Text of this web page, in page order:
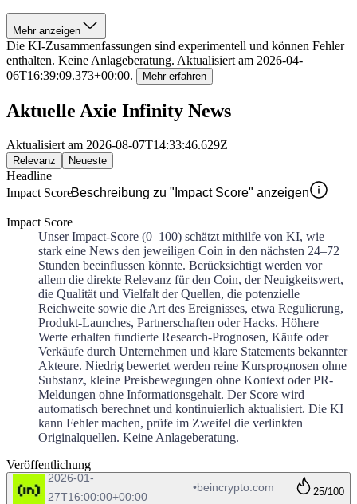
Mehr anzeigen
Die KI-Zusammenfassungen sind experimentell und können Fehler
enthalten. Keine Anlageberatung. Aktualisiert am 2026-04-
06T16:39:09.373+00:00. Mehr erfahren
Aktuelle Axie Infinity News
Aktualisiert am 2026-08-07T14:33:46.629Z
Relevanz Neueste
Headline
Impact ScoreBeschreibung zu "Impact Score" anzeigen
Impact Score
Unser Impact-Score (0–100) schätzt mithilfe von KI, wie
stark eine News den jeweiligen Coin in den nächsten 24–72
Stunden beeinflussen könnte. Berücksichtigt werden vor
allem die direkte Relevanz für den Coin, der Neuigkeitswert,
die Qualität und Vielfalt der Quellen, die potenzielle
Reichweite sowie die Art des Ereignisses, etwa Regulierung,
Produkt-Launches, Partnerschaften oder Hacks. Höhere
Werte erhalten fundierte Research-Prognosen, Käufe oder
Verkäufe durch Unternehmen und klare Statements bekannter
Akteure. Niedrig bewertet werden reine Kursprognosen ohne
Substanz, kleine Preisbewegungen ohne Kontext oder PR-
Meldungen ohne Informationsgehalt. Der Score wird
automatisch berechnet und kontinuierlich aktualisiert. Die KI
kann Fehler machen, prüfe im Zweifel die verlinkten
Originalquellen. Keine Anlageberatung.
Veröffentlichung
25/100
2026-01-
27T16:00:00+00:00
•beincrypto.com